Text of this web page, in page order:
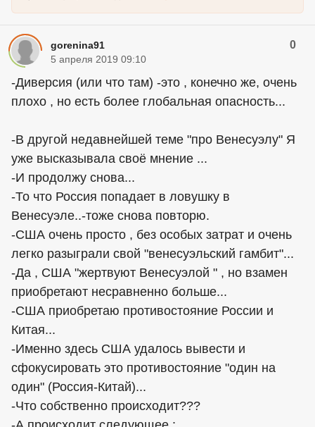
gorenina91 0
5 апреля 2019 09:10
-Диверсия (или что там) -это , конечно же, очень
плохо , но есть более глобальная опасность...
-В другой недавнейшей теме "про Венесуэлу" Я
уже высказывала своё мнение ...
-И продолжу снова...
-То что Россия попадает в ловушку в
Венесуэле..-тоже снова повторю.
-США очень просто , без особых затрат и очень
легко разыграли свой "венесуэльский гамбит"...
-Да , США "жертвуют Венесуэлой " , но взамен
приобретают несравненно больше...
-США приобретаю противостояние России и
Китая...
-Именно здесь США удалось вывести и
сфокусировать это противостояние "один на
один" (Россия-Китай)...
-Что собственно происходит???